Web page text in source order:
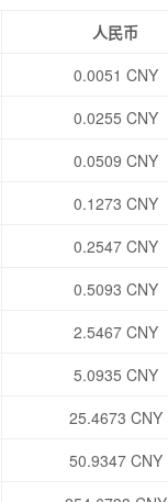
人民币
0.0051 CNY
0.0255 CNY
0.0509 CNY
0.1273 CNY
0.2547 CNY
0.5093 CNY
2.5467 CNY
5.0935 CNY
25.4673 CNY
50.9347 CNY